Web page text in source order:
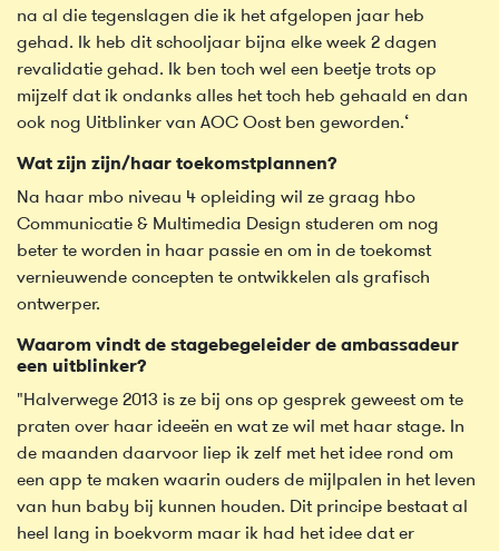
na al die tegenslagen die ik het afgelopen jaar heb
gehad. Ik heb dit schooljaar bijna elke week 2 dagen
revalidatie gehad. Ik ben toch wel een beetje trots op
mijzelf dat ik ondanks alles het toch heb gehaald en dan
ook nog Uitblinker van AOC Oost ben geworden.‘
Wat zijn zijn/haar toekomstplannen?
Na haar mbo niveau 4 opleiding wil ze graag hbo
Communicatie & Multimedia Design studeren om nog
beter te worden in haar passie en om in de toekomst
vernieuwende concepten te ontwikkelen als grafisch
ontwerper.
Waarom vindt de stagebegeleider de ambassadeur
een uitblinker?
"Halverwege 2013 is ze bij ons op gesprek geweest om te
praten over haar ideeën en wat ze wil met haar stage. In
de maanden daarvoor liep ik zelf met het idee rond om
een app te maken waarin ouders de mijlpalen in het leven
van hun baby bij kunnen houden. Dit principe bestaat al
heel lang in boekvorm maar ik had het idee dat er